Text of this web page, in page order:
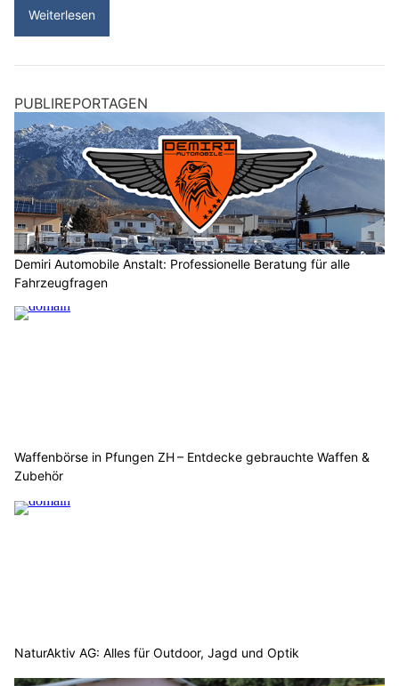
Weiterlesen
PUBLIREPORTAGEN
Demiri Automobile Anstalt: Professionelle Beratung für alle
Fahrzeugfragen
Waffenbörse in Pfungen ZH – Entdecke gebrauchte Waffen &
Zubehör
NaturAktiv AG: Alles für Outdoor, Jagd und Optik